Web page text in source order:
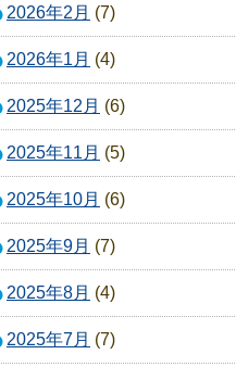
2026年2月 (7)
2026年1月 (4)
2025年12月 (6)
2025年11月 (5)
2025年10月 (6)
2025年9月 (7)
2025年8月 (4)
2025年7月 (7)